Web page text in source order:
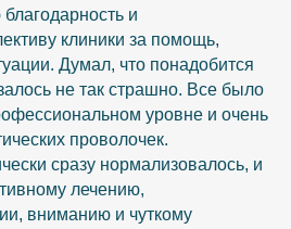
и
клиники за помощь,
Думал, что понадобится
не так страшно. Все было
уровне и очень
проволочек.
сразу нормализовалось, и
лечению,
вниманию и чуткому